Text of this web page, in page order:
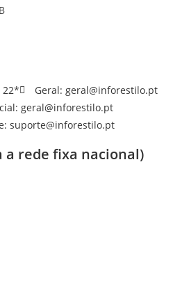
22*
Geral: geral@inforestilo.pt
geral@inforestilo.pt
suporte@inforestilo.pt
a rede fixa nacional)